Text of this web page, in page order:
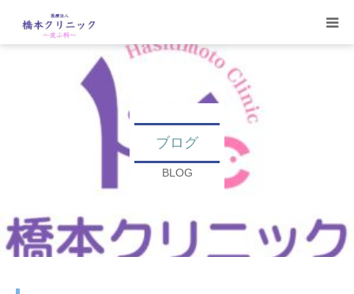
ブログ
BLOG
受診案内
ワクチン一覧